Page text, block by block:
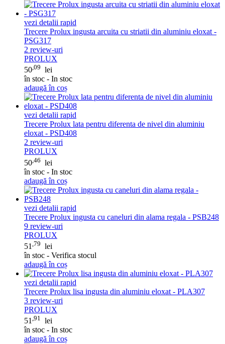
vezi detalii rapid
Trecere Prolux ingusta arcuita cu striatii din aluminiu eloxat -
PSG317
2 review-uri
PROLUX
50 ,09 lei
în stoc - In stoc
adaugă în coș
vezi detalii rapid
Trecere Prolux lata pentru diferenta de nivel din aluminiu
eloxat - PSD408
2 review-uri
PROLUX
50 ,46 lei
în stoc - In stoc
adaugă în coș
vezi detalii rapid
Trecere Prolux ingusta cu caneluri din alama regala - PSB248
9 review-uri
PROLUX
51 ,79 lei
în stoc - Verifica stocul
adaugă în coș
vezi detalii rapid
Trecere Prolux lisa ingusta din aluminiu eloxat - PLA307
3 review-uri
PROLUX
51 ,91
lei
în stoc - In stoc
adaugă în coș